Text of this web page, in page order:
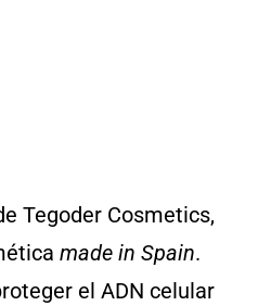
Tegoder Cosmetics,
made in Spain.
el ADN celular